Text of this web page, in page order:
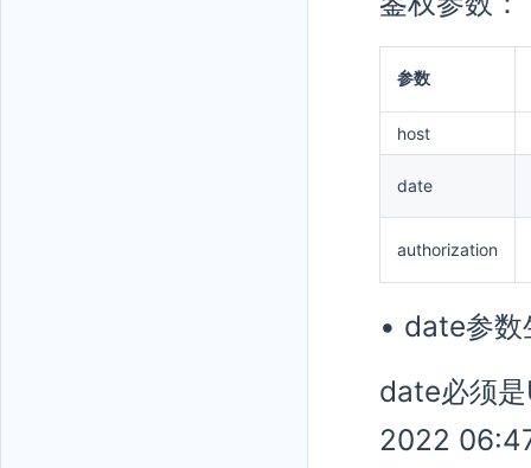
参数
host
date
authorization
• date参数
date必须
2022